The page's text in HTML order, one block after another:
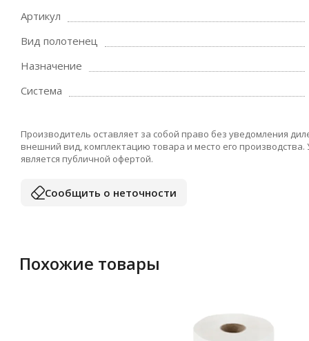
Артикул
Вид полотенец
Назначение
Система
Производитель оставляет за собой право без уведомления
внешний вид, комплектацию товара и место его
является публичной офертой.
Сообщить о неточности
Похожие товары